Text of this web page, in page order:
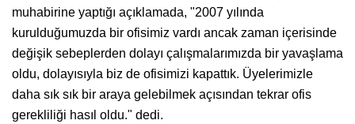
muhabirine yaptığı açıklamada, "2007 yılında
kurulduğumuzda bir ofisimiz vardı ancak zaman içerisinde
değişik sebeplerden dolayı çalışmalarımızda bir yavaşlama
oldu, dolayısıyla biz de ofisimizi kapattık. Üyelerimizle
daha sık sık bir araya gelebilmek açısından tekrar ofis
gerekliliği hasıl oldu." dedi.